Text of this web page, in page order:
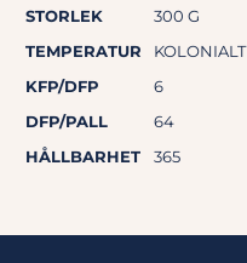
STORLEK
300 G
TEMPERATUR
KOLONIALT
KFP/DFP
6
DFP/PALL
64
HÅLLBARHET
365